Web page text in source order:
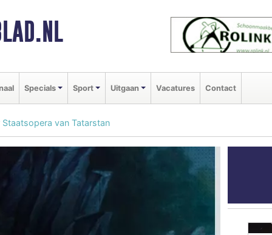
Specials Sport Uitgaan Vacatures Contact
Staatsopera van Tatarstan